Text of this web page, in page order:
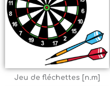
Jeu de fléchettes [n.m]